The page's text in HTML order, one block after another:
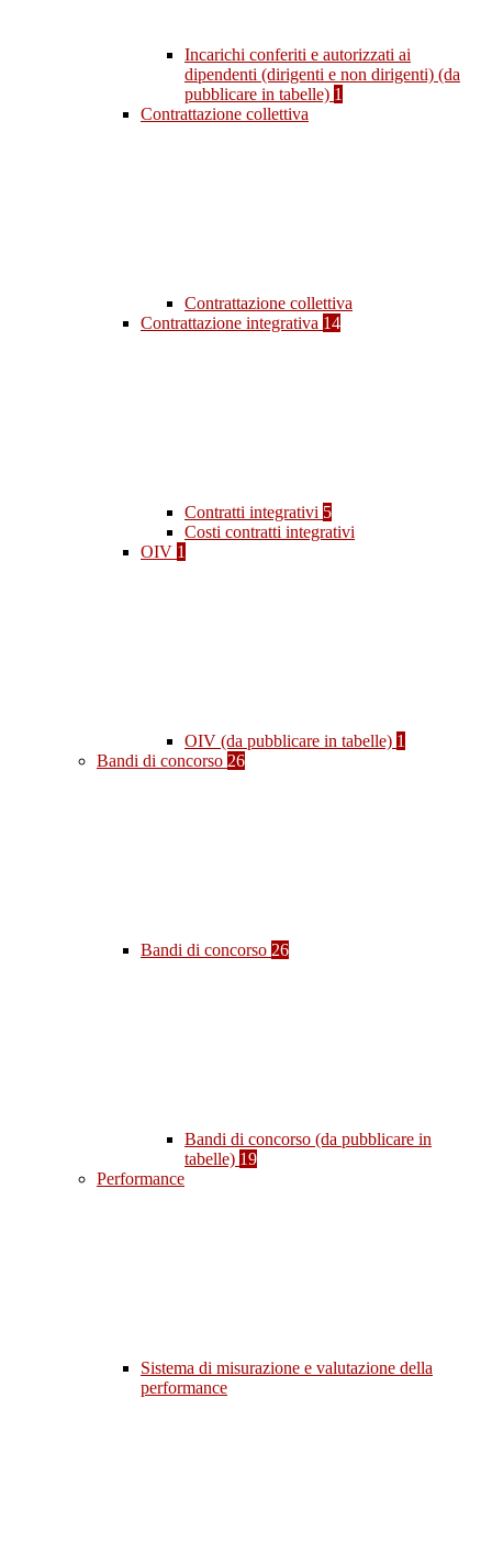
Incarichi conferiti e autorizzati ai
dipendenti (dirigenti e non dirigenti) (da
pubblicare in tabelle) 1
Contrattazione collettiva
Contrattazione collettiva
Contrattazione integrativa 14
Contratti integrativi 5
Costi contratti integrativi
OIV 1
OIV (da pubblicare in tabelle) 1
Bandi di concorso 26
Bandi di concorso 26
Bandi di concorso (da pubblicare in
tabelle) 19
Performance
Sistema di misurazione e valutazione della
performance